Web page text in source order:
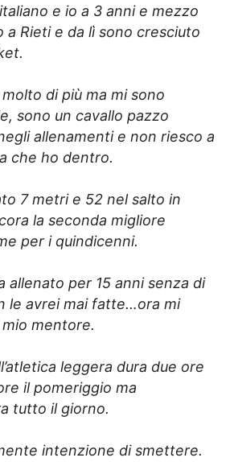
e io a 3 anni e mezzo
Rieti e da lì sono cresciuto
di più ma mi sono
sono un cavallo pazzo
allenamenti e non riesco a
che ho dentro.
7 metri e 52 nel salto in
la seconda migliore
per i quindicenni.
allenato per 15 anni senza di
le avrei mai fatte…ora mi
mentore.
leggera dura due ore
il pomeriggio ma
tutto il giorno.
intenzione di smettere.